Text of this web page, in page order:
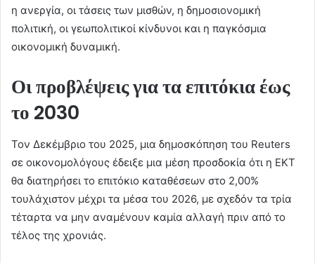
η ανεργία, οι τάσεις των μισθών, η δημοσιονομική
πολιτική, οι γεωπολιτικοί κίνδυνοι και η παγκόσμια
οικονομική δυναμική.
Οι προβλέψεις για τα επιτόκια έως
το 2030
Τον Δεκέμβριο του 2025, μια δημοσκόπηση του Reuters
σε οικονομολόγους έδειξε μια μέση προσδοκία ότι η ΕΚΤ
θα διατηρήσει το επιτόκιο καταθέσεων στο 2,00%
τουλάχιστον μέχρι τα μέσα του 2026, με σχεδόν τα τρία
τέταρτα να μην αναμένουν καμία αλλαγή πριν από το
τέλος της χρονιάς.